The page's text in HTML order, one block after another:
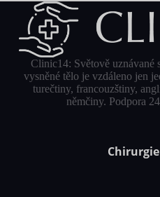
Clinic14: Světově uznávané
vysněné tělo je vzdáleno jen
turečtiny, francouzštiny,
němčiny. Podpora